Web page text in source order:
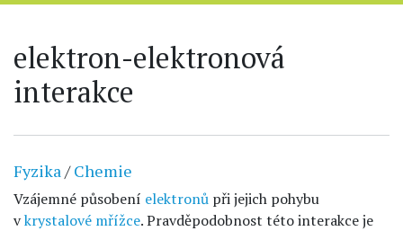
elektron-elektronová
interakce
Fyzika/Chemie
Vzájemné působení elektronů při jejich pohybu
vkrystalové mřížce. Pravděpodobnost této interakce je